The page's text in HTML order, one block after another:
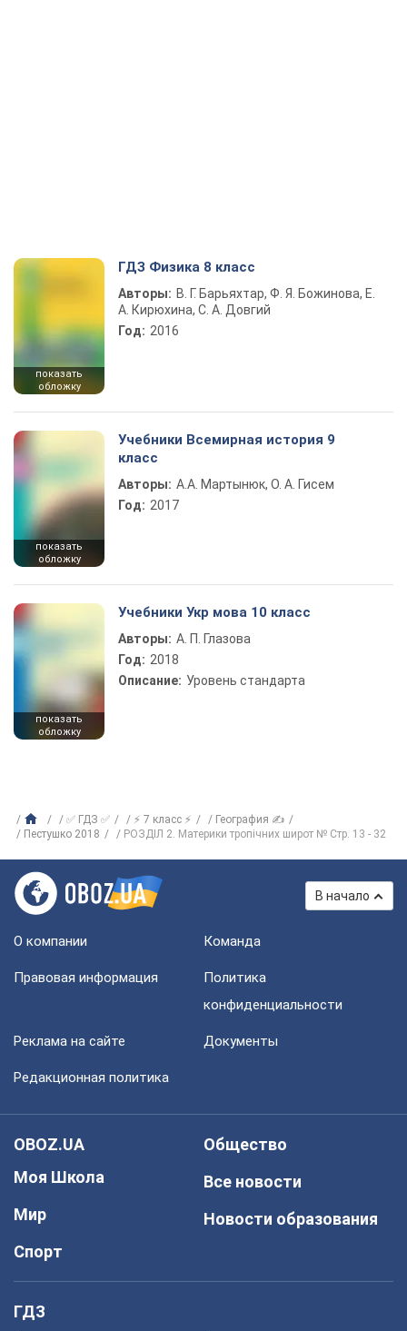
показать
обложку
ГДЗ Физика 8 класс
Авторы: В. Г. Барьяхтар, Ф. Я. Божинова, Е.
А. Кирюхина, С. А. Довгий
Год: 2016
показать
обложку
Учебники Всемирная история 9
класс
Авторы: А.А. Мартынюк, О. А. Гисем
Год: 2017
показать
обложку
Учебники Укр мова 10 класс
Авторы: А. П. Глазова
Год: 2018
Описание: Уровень стандарта
✅ ГДЗ ✅ ⚡ 7 класс ⚡
География ✍
Пестушко 2018
РОЗДІЛ 2. Материки тропічних широт № Стр. 13 - 32
В начало
О компании Команда
Правовая информация
Политика
конфиденциальности
Реклама на сайте Документы
Редакционная политика
OBOZ.UA
Моя Школа
Мир
Спорт
Общество
Все новости
Новости образования
ГДЗ